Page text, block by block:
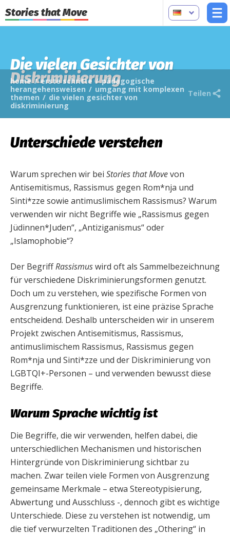
Stories that Move
Die vielen Gesichter von
Diskriminierung
home /erste schritte/pädagogische
herangehensweisen / umgang mit komplexen
themen / die vielen gesichter von
diskriminierung
Teilen
Unterschiede verstehen
Warum sprechen wir bei Stories that Movevon
Antisemitismus, Rassismus gegen Rom*nja und
Sinti*zze sowie antimuslimischem Rassismus? Warum
verwenden wir nicht Begriffe wie „Rassismus gegen
Jüdinnen*Juden“, „Antiziganismus“ oder
„Islamophobie“?
Der BegriffRassismuswird oft als Sammelbezeichnung
für verschiedene Diskriminierungsformen genutzt.
Doch um zu verstehen, wie spezifische Formen von
Ausgrenzung funktionieren, ist eine präzise Sprache
entscheidend. Deshalb unterscheiden wir in unserem
Projekt zwischen Antisemitismus, Rassismus,
antimuslimischem Rassismus, Rassismus gegen
Rom*nja und Sinti*zze und der Diskriminierung von
LGBTQI+-Personen – und verwenden bewusst diese
Begriffe.
Warum Sprache wichtig ist
Die Begriffe, die wir verwenden, helfen dabei, die
unterschiedlichen Mechanismen und historischen
Hintergründe von Diskriminierung sichtbar zu
machen. Zwar teilen viele Formen von Ausgrenzung
gemeinsame Merkmale – etwa Stereotypisierung,
Abwertung und Ausschluss -, dennoch gibt es wichtige
Unterschiede. Diese zu verstehen ist notwendig, um
die tief verwurzelten Traditionen des „Othering“ in